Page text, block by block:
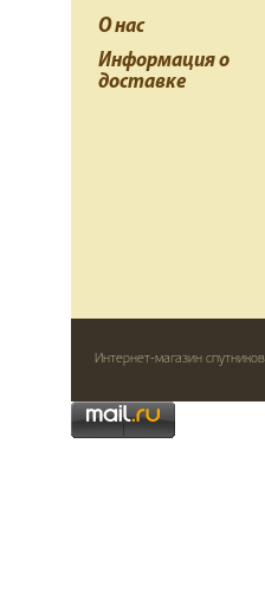
О нас
Информация о
доставке
Интернет-магазин